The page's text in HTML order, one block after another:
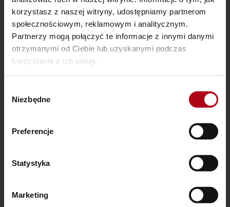
korzystasz z naszej witryny, udostępniamy partnerom
społecznościowym, reklamowym i analitycznym.
Partnerzy mogą połączyć te informacje z innymi danymi
otrzymanymi od Ciebie lub uzyskanymi podczas
korzystania z ich usług.
zgody
Niezbędne
Preferencje
Statystyka
Marketing
Twoje Zamówienie
Płatność BLIKIEM
Administratorem danych osobowych jest